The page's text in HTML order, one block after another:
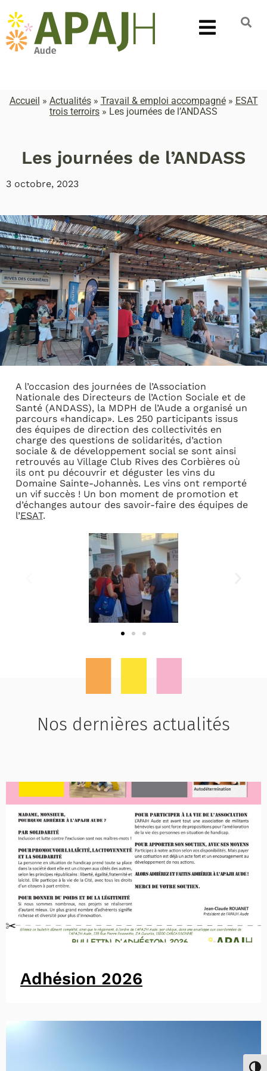
Accueil » Actualités» Travail & emploi accompagné» ESAT
trois terroirs » Les journées de l’ANDASS
Les journées de l’ANDASS
3 octobre, 2023
A l’occasion des journées de l’Association
Nationale des Directeurs de l’Action Sociale et de
Santé (ANDASS), la MDPH de l’Aude a organisé un
parcours «handicap». Les 250 participants issus
des équipes de direction des collectivités en
charge des questions de solidarités, d’action
sociale & de développement social se sont ainsi
retrouvés au Village Club Rives des Corbières où
ils ont pu découvrir et déguster les vins du
Domaine Sainte-Johannès. Les vins ont remporté
un vif succès ! Un bon moment de promotion et
d’échanges autour des savoir-faire des équipes de
l’ESAT.
Nos dernières actualités
Adhésion 2026